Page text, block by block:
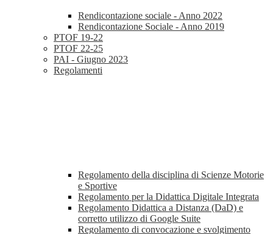
Rendicontazione sociale - Anno 2022
Rendicontazione Sociale - Anno 2019
PTOF 19-22
PTOF 22-25
PAI - Giugno 2023
Regolamenti
Regolamento della disciplina di Scienze Motorie
e Sportive
Regolamento per la Didattica Digitale Integrata
Regolamento Didattica a Distanza (DaD) e
corretto utilizzo di Google Suite
Regolamento di convocazione e svolgimento